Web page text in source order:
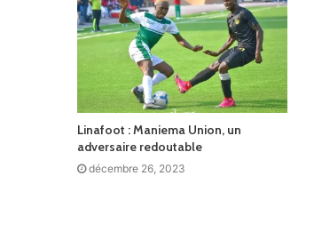
Linafoot : Maniema Union, un
adversaire redoutable
décembre 26, 2023